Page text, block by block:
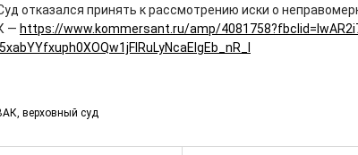
отказался принять к рассмотрению иски о
— https://www.kommersant.ru/amp/
, верховный суд